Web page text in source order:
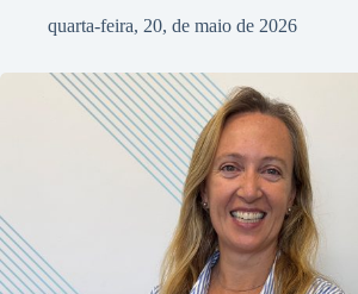
quarta-feira, 20, de maio de 2026